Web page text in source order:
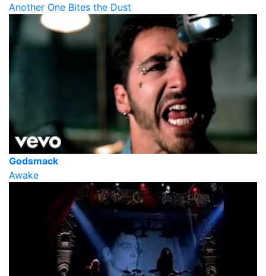
Another One Bites the Dust
Godsmack
Awake